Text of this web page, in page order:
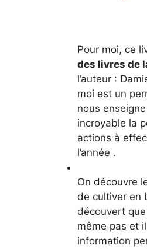
Pour moi, ce
des livres de
l’auteur :
moi est un
nous
incroyable la
actions à
l’année .
On découvre
de cultiver en
découvert
même pas et
information